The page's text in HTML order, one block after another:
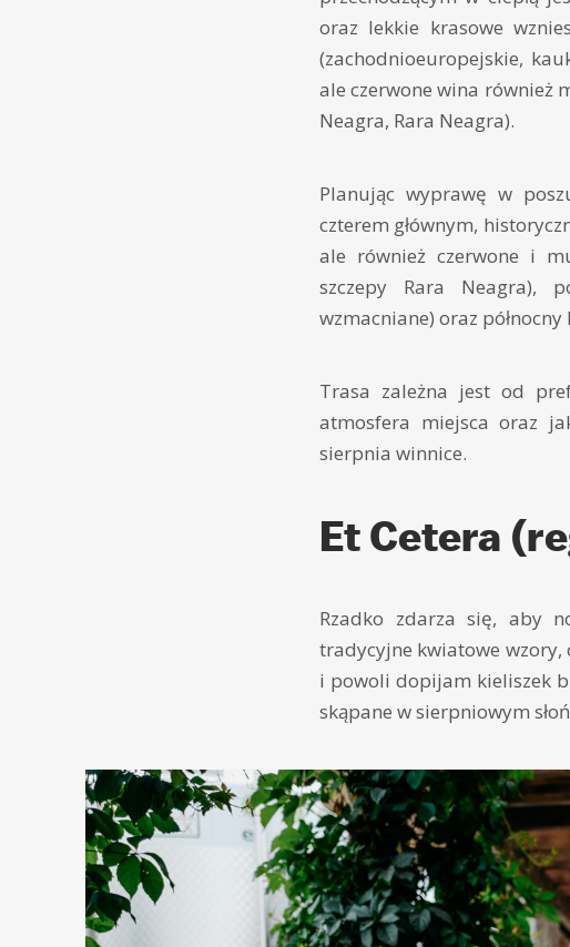
oraz lekkie krasowe
(zachodnioeuropejskie,
ale czerwone wina również
Neagra, Rara Neagra).
Planując wyprawę w
czterem głównym,
ale również czerwone i
szczepy Rara Neagra),
wzmacniane) oraz
Trasa zależna jest od
atmosfera miejsca oraz
sierpnia winnice.
Et Cetera
Rzadko zdarza się, aby
tradycyjne kwiatowe wzory,
i powoli dopijam kieliszek
skąpane w sierpniowym